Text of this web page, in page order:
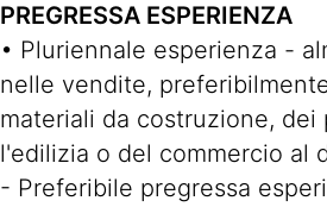
PREGRESSA ESPERIENZA
• Pluriennale esperienza -
nelle vendite,
materiali da costruzione,
l'edilizia o del commercio al
- Preferibile pregressa